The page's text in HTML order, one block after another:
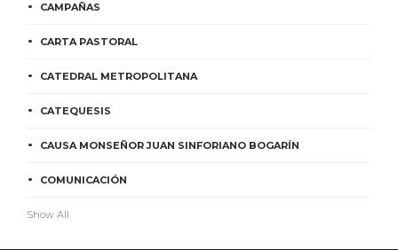
CAMPAÑAS
CARTA PASTORAL
CATEDRAL METROPOLITANA
CATEQUESIS
CAUSA MONSEÑOR JUAN SINFORIANO BOGARÍN
COMUNICACIÓN
Show All